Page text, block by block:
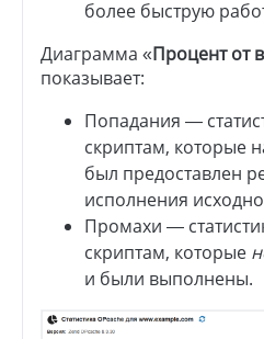
более быструю
Диаграмма «Процент от
показывает:
Попадания —
скриптам, которые
был предоставлен
исполнения
Промахи —
скриптам, которые
и были выполнены.